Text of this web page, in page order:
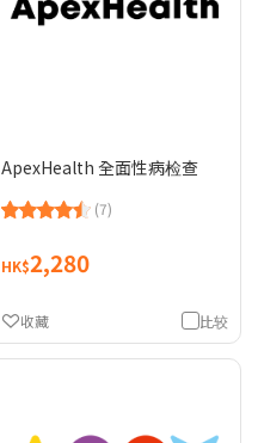
ApexHealth 全面性病检查
(7)
HK$2,280
比较
收藏